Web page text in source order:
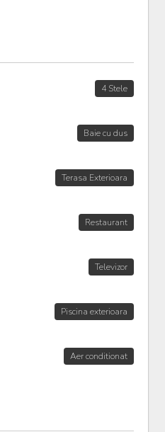
4 Stele
Baie cu dus
Terasa Exterioara
Restaurant
Televizor
Piscina exterioara
Aer conditionat